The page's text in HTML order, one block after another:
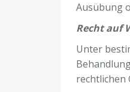
Ausübung
Recht auf
Unter
rechtlichen